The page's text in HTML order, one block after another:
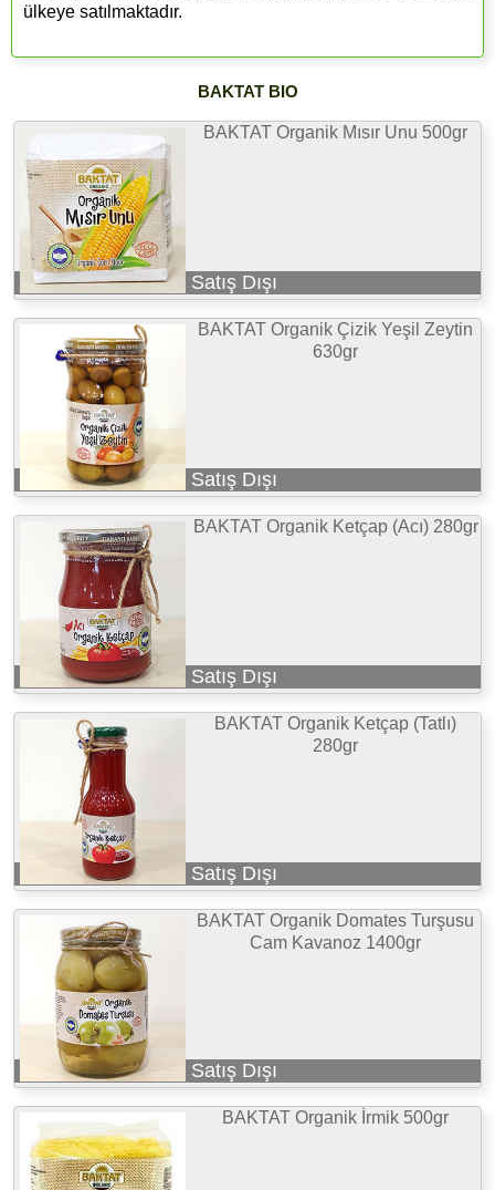
ülkeye satılmaktadır.
BAKTAT BIO
BAKTAT Organik Mısır Unu 500gr
Satış Dışı
BAKTAT Organik Çizik Yeşil Zeytin
630gr
Satış Dışı
BAKTAT Organik Ketçap (Acı) 280gr
Satış Dışı
BAKTAT Organik Ketçap (Tatlı)
280gr
Satış Dışı
BAKTAT Organik Domates Turşusu
Cam Kavanoz 1400gr
Satış Dışı
BAKTAT Organik İrmik 500gr